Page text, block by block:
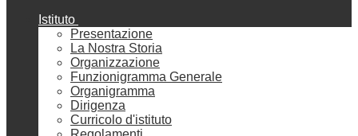
Istituto
Presentazione
La Nostra Storia
Organizzazione
Funzionigramma Generale
Organigramma
Dirigenza
Curricolo d'istituto